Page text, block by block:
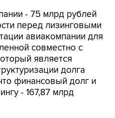
- 75 млрд рублей
перед лизинговыми
авиакомпании для
совместно с
является
долга
финансовый долг и
- 167,87 млрд